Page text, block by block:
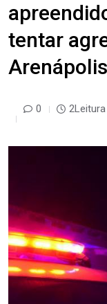
tentar
Arenápolis
0 2Leitura